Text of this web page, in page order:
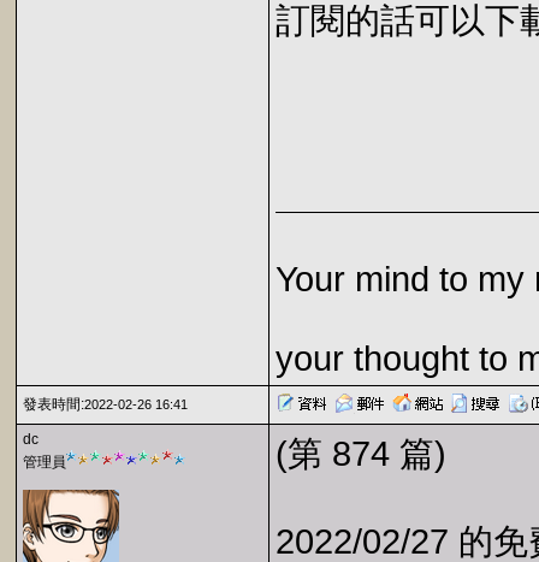
訂閱的話可以下
Your mind to my
your thought to
發表時間:2022-02-26 16:41
dc
管理員
(第 874 篇)
2022/02/27 的